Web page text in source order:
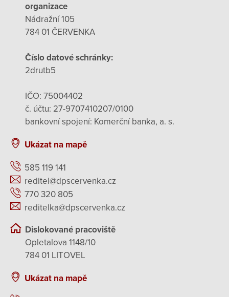
organizace
Nádražní 105
784 01 ČERVENKA
Číslo datové schránky:
2drutb5
IČO: 75004402
č. účtu: 27-9707410207/0100
bankovní spojení: Komerční banka, a. s.
Ukázat na mapě
585 119 141
reditel@dpscervenka.cz
770 320 805
reditelka@dpscervenka.cz
Dislokované pracoviště
Opletalova 1148/10
784 01 LITOVEL
Ukázat na mapě